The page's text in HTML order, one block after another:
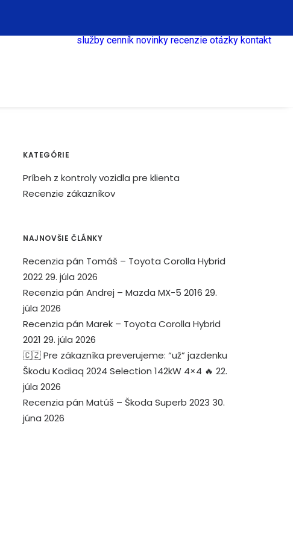
služby cenník novinky recenzie otázky kontakt
KATEGÓRIE
Príbeh z kontroly vozidla pre klienta
Recenzie zákazníkov
NAJNOVŠIE ČLÁNKY
Recenzia pán Tomáš – Toyota Corolla Hybrid
202229. júla 2026
Recenzia pán Andrej – Mazda MX-5 2016 29.
júla 2026
Recenzia pán Marek – Toyota Corolla Hybrid
2021 29. júla 2026
🇨🇿 Pre zákazníka preverujeme: “už” jazdenku
Škodu Kodiaq 2024 Selection 142kW 4×4 🔥 22.
júla 2026
Recenzia pán Matúš – Škoda Superb 2023 30.
júna 2026